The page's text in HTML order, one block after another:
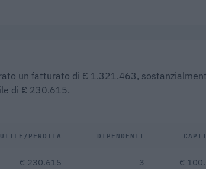
un fatturato di € 1.321.463,
di € 230.615.
UTILE/PERDITA DIPENDENTI
€ 230.615 3 €